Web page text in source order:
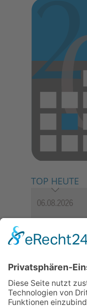
TOP HEUTE
06.08.2026
06.08.2026